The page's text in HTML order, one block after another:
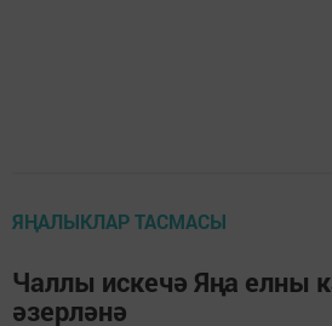
ЯҢАЛЫКЛАР ТАСМАСЫ
Чаллы искечә Яңа елны
әзерләнә